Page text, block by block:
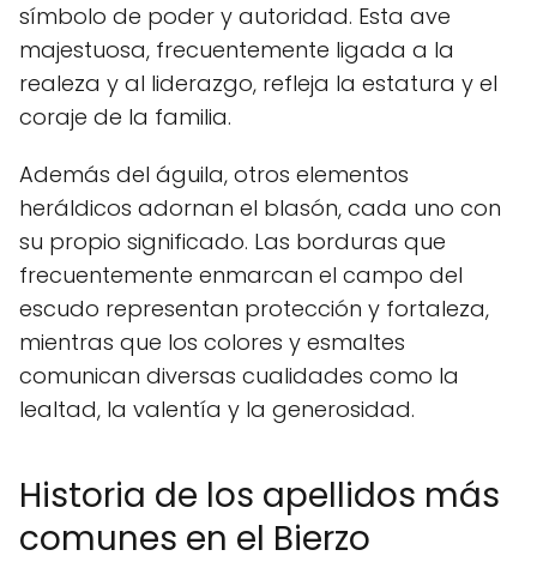
símbolo de poder y autoridad. Esta ave
majestuosa, frecuentemente ligada a la
realeza y al liderazgo, refleja la estatura y el
coraje de la familia.
Además del águila, otros elementos
heráldicos adornan el blasón, cada uno con
su propio significado. Las borduras que
frecuentemente enmarcan el campo del
escudo representan protección y fortaleza,
mientras que los colores y esmaltes
comunican diversas cualidades como la
lealtad, la valentía y la generosidad.
Historia de los apellidos más
comunes en el Bierzo